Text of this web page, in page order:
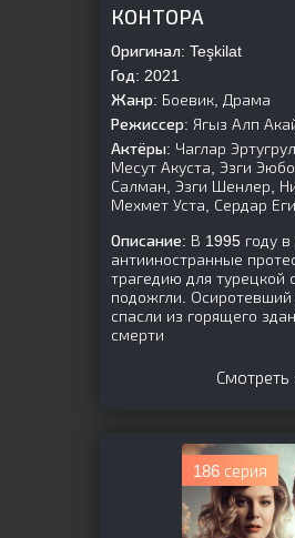
КОНТОРА
Оригинал: Teşkilat
Год: 2021
Жанр: Боевик, Драма
Режиссер: Ягыз Алп
Актёры: Чаглар
Месут Акуста, Эзги
Салман, Эзги Шенлер,
Мехмет Уста, Сердар
Описание: В 1995 году в
антииностранные
трагедию для турецкой
подожгли. Осиротевший
спасли из горящего
смерти
Смотреть
186 серия